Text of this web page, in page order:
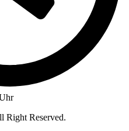
Right Reserved.